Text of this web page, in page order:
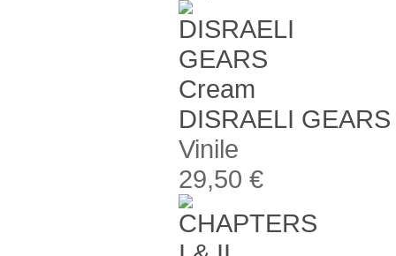
Cream
DISRAELI GEARS
Vinile
29,50 €